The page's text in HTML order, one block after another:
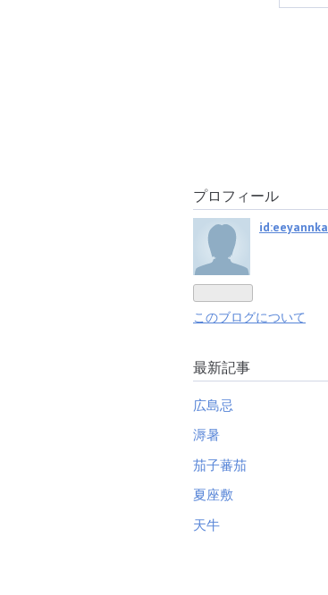
プロフィール
id:eeyannka
このブログについて
最新記事
広島忌
溽暑
茄子蕃茄
夏座敷
天牛